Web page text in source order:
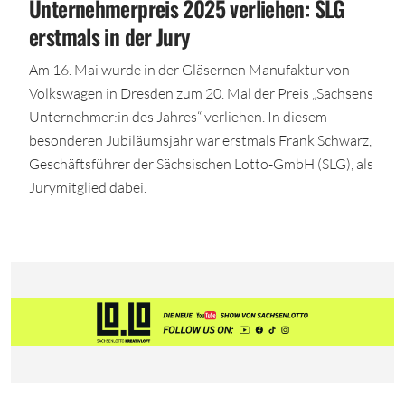
Unternehmerpreis 2025 verliehen: SLG
erstmals in der Jury
Am 16. Mai wurde in der Gläsernen Manufaktur von
Volkswagen in Dresden zum 20. Mal der Preis „Sachsens
Unternehmer:in des Jahres“ verliehen. In diesem
besonderen Jubiläumsjahr war erstmals Frank Schwarz,
Geschäftsführer der Sächsischen Lotto-GmbH (SLG), als
Jurymitglied dabei.